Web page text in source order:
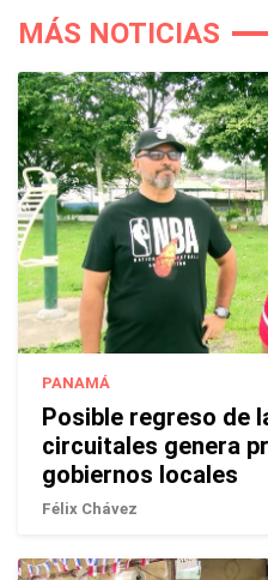
MÁS NOTICIAS
PANAMÁ
Posible regreso de
circuitales genera
gobiernos locales
Félix Chávez